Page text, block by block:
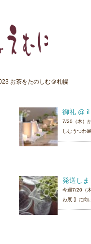
お茶をたのしむ＠札幌
御礼 @
7/20（木）
しむうつわ
発送し
今週7/20（
わ展 】に向